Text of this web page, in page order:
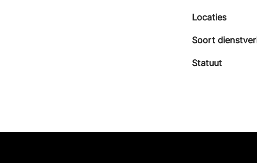
Locaties
Soort
Statuut